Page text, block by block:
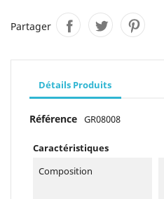
Partager
Détails Produits
Référence GR08008
Caractéristiques
Composition